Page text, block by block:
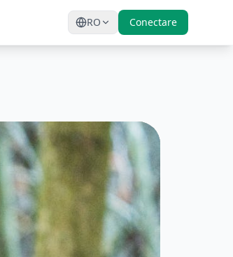
RO Conectare